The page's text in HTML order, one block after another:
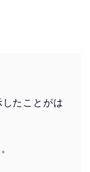
たことがは